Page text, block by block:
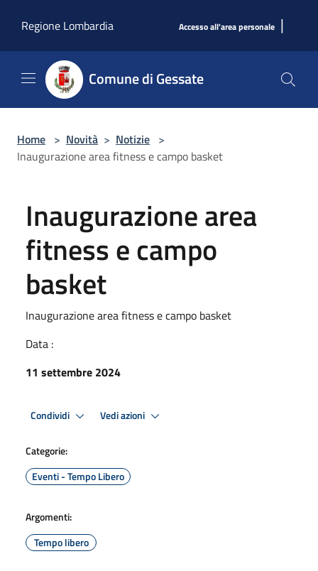
Regione Lombardia
Accesso all'area personale |
Comune di Gessate
Home > Novità > Notizie >
Inaugurazione area fitness e campo basket
Inaugurazione area
fitness e campo
basket
Inaugurazione area fitness e campo basket
Data :
11 settembre 2024
Condividi Vedi azioni
Categorie:
Eventi - Tempo Libero
Argomenti:
Tempo libero